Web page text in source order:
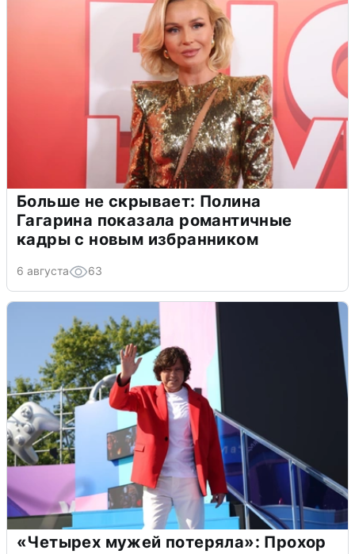
Больше не скрывает: Полина
Гагарина показала романтичные
кадры с новым избранником
6 августа 63
«Четырех мужей потеряла»: Прохор